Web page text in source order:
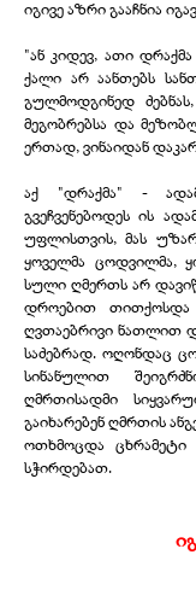
იგივე აზრი გააჩნია
"ან კიდევ, ათი
ქალი არ აანთებს
გულმოდგინედ
მეგობრებსა და
ერთად, ვინაიდან
აქ "დრაქმა" -
გვეჩვენებოდეს ის
უფლისთვის, მას
ყოველმა ცოდვილმა,
სული ღმერთს არ
დროებით თითქოსდა
ღვთაებრივი ნათლით
საძებრად. ოღონდაც
სინანულით
ღმრთისადმი
გაიხარებენ ღმრთის
ოთხმოცდა ცხრამეტი
სჭირდებათ.